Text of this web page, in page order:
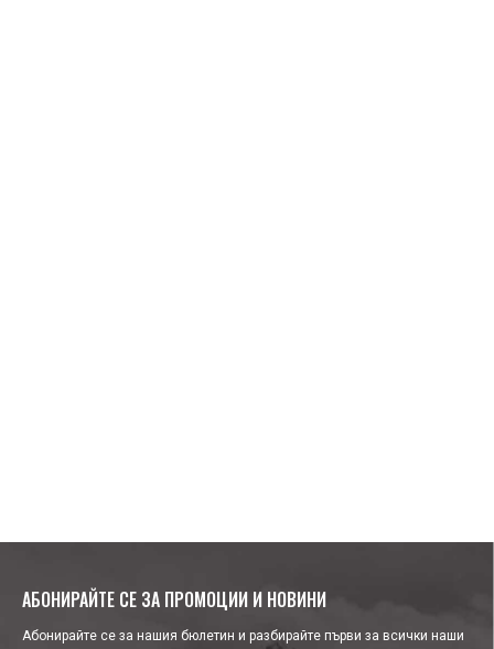
АБОНИРАЙТЕ СЕ ЗА ПРОМОЦИИ И НОВИНИ
Абонирайте се за нашия бюлетин и разбирайте първи за всички наши